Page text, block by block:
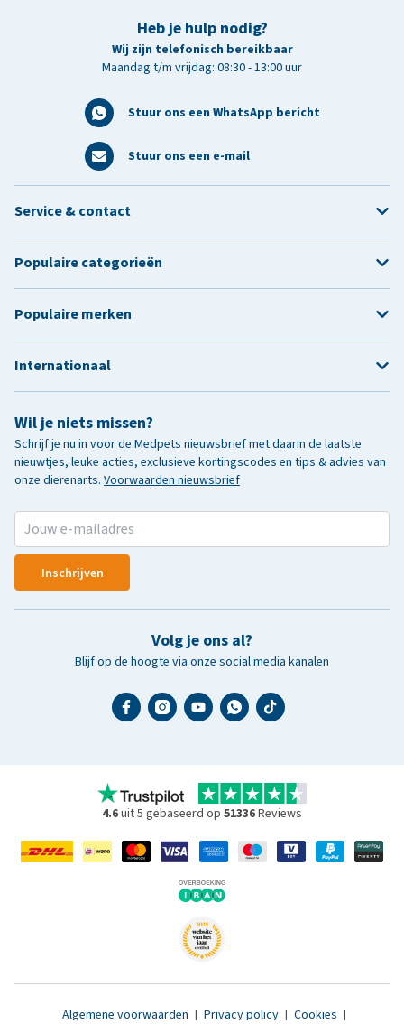
Heb je hulp nodig?
Wij zijn telefonisch bereikbaar
Maandag t/m vrijdag: 08:30 - 13:00 uur
Stuur ons een WhatsApp bericht
Stuur ons een e-mail
Wil je niets missen?
Schrijf je nu in voor de Medpets nieuwsbrief met daarin de laatste
nieuwtjes, leuke acties, exclusieve kortingscodes en tips & advies van
onze dierenarts. Voorwaarden nieuwsbrief
Inschrijven
Volg je ons al?
Blijf op de hoogte via onze social media kanalen
Service & contact
Populaire categorieën
Populaire merken
Internationaal
4.6uit 5 gebaseerd op 51336Reviews
Algemene voorwaarden | Privacy policy | Cookies |